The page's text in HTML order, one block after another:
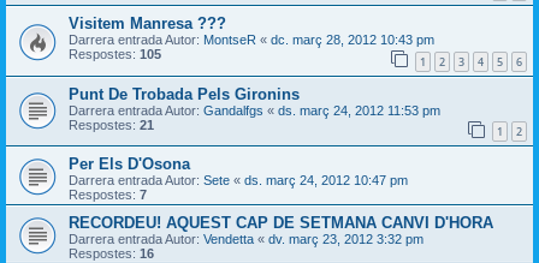
Visitem Manresa ???
Darrera entrada Autor: MontseR « dc. març 28, 2012 10:43 pm
Respostes: 105 1 2 3 4 5 6
Punt De Trobada Pels Gironins
Darrera entrada Autor: Gandalfgs « ds. març 24, 2012 11:53 pm
Respostes: 21 1 2
Per Els D'Osona
Darrera entrada Autor: Sete « ds. març 24, 2012 10:47 pm
Respostes: 7
RECORDEU! AQUEST CAP DE SETMANA CANVI D'HORA
Darrera entrada Autor: Vendetta « dv. març 23, 2012 3:32 pm
Respostes: 16